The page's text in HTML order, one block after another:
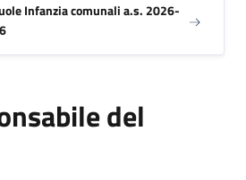
Infanzia comunali a.s. 2026-
del